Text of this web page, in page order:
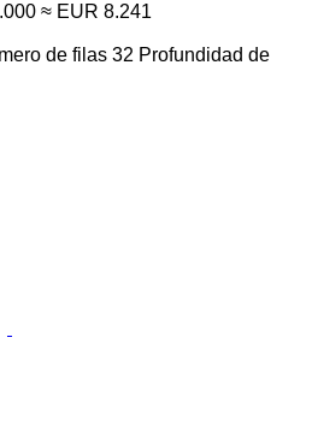
≈ EUR 8.241
de filas 32 Profundidad de